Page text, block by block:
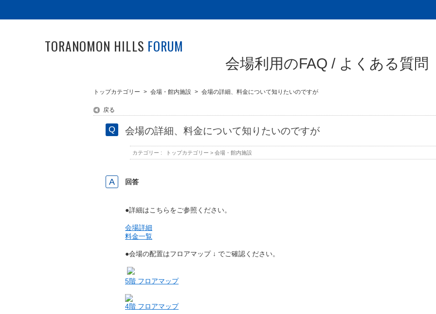
TORANOMON HILLS FORUM
会場利用のFAQ / よくある質問
トップカテゴリー > 会場・館内施設 > 会場の詳細、料金について知りたいのですが
戻る
会場の詳細、料金について知りたいのですが
カテゴリー : トップカテゴリー > 会場・館内施設
回答
●詳細はこちらをご参照ください。
会場詳細
料金一覧
●会場の配置はフロアマップ ↓ でご確認ください。
5階 フロアマップ
4階 フロアマップ